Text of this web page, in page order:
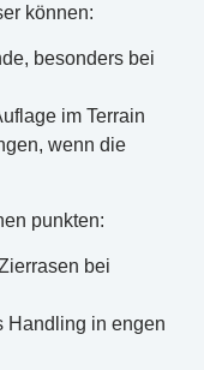
können:
besonders bei
im Terrain
wenn die
punkten:
bei
Handling in engen